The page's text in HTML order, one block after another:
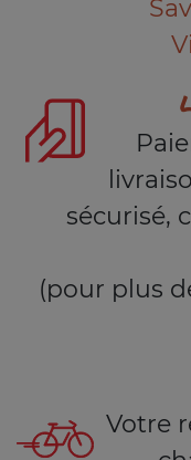
sécurisé,
(pour plus
Votre